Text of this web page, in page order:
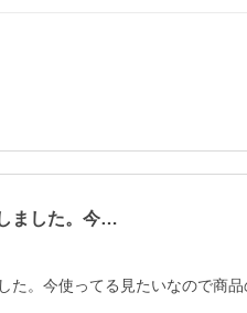
ました。今…
た。今使ってる見たいなので商